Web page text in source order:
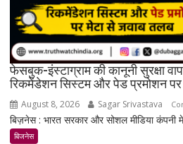
फेसबुक-इंस्टाग्राम की कानूनी सुरक्षा
रिकमेंडेशन सिस्टम और पेड प्रमोशन
August 8, 2026 Sagar Srivastava
बिज़नेस : भारत सरकार और सोशल मीडिया कंपनी
बिजनेस